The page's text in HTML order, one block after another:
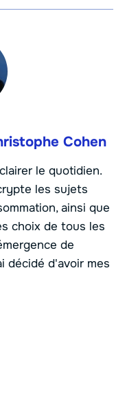
Cohen
le quotidien.
les sujets
ainsi que
choix de tous les
de
décidé d'avoir mes